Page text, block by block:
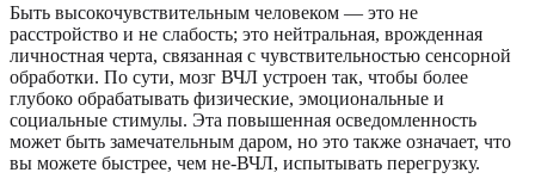
Быть высокочувствительным человеком — это не
расстройство и не слабость; это нейтральная, врожденная
личностная черта, связанная с чувствительностью сенсорной
обработки. По сути, мозг ВЧЛ устроен так, чтобы более
глубоко обрабатывать физические, эмоциональные и
социальные стимулы. Эта повышенная осведомленность
может быть замечательным даром, но это также означает, что
вы можете быстрее, чем не-ВЧЛ, испытывать перегрузку.